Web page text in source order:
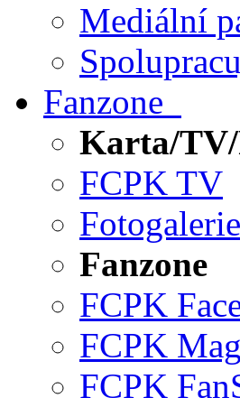
Mediální
Fanzone
Karta/
FCPK TV
Fotogalerie
Fanzone
FCPK
FCPK
FCPK